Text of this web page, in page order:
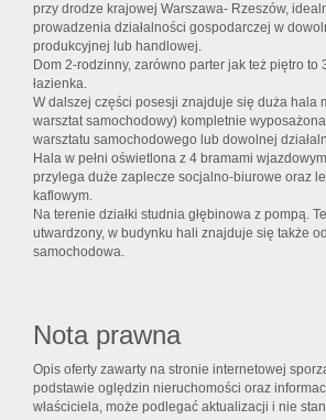
przy drodze krajowej Warszawa- Rzeszów,
prowadzenia działalności gospodarczej w
produkcyjnej lub handlowej.
Dom 2-rodzinny, zarówno parter jak też piętro to
łazienka.
W dalszej części posesji znajduje się duża hala
warsztat samochodowy) kompletnie
warsztatu samochodowego lub dowolnej
Hala w pełni oświetlona z 4 bramami
przylega duże zaplecze socjalno-biurowe oraz
kaflowym.
Na terenie działki studnia głębinowa z pompą.
utwardzony, w budynku hali znajduje się także
samochodowa.
Nota prawna
Opis oferty zawarty na stronie internetowej
podstawie oględzin nieruchomości oraz
właściciela, może podlegać aktualizacji i nie